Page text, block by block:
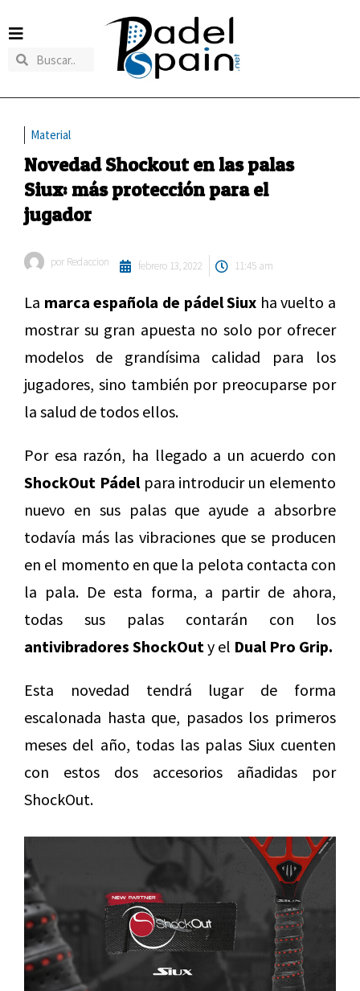
Material
Novedad Shockout en las palas
Siux: más protección para el
jugador
por Redaccion febrero 13, 2022 11:45 am
La marca española de pádel Siux ha vuelto a
mostrar su gran apuesta no solo por ofrecer
modelos de grandísima calidad para los
jugadores, sino también por preocuparse por
la salud de todos ellos.
Por esa razón, ha llegado a un acuerdo con
ShockOut Pádelpara introducir un elemento
nuevo en sus palas que ayude a absorbre
todavía más las vibraciones que se producen
en el momento en que la pelota contacta con
la pala. De esta forma, a partir de ahora,
todas sus palas contarán con los
antivibradores ShockOuty el Dual Pro Grip.
Esta novedad tendrá lugar de forma
escalonada hasta que, pasados los primeros
meses del año, todas las palas Siux cuenten
con estos dos accesorios añadidas por
ShockOut.